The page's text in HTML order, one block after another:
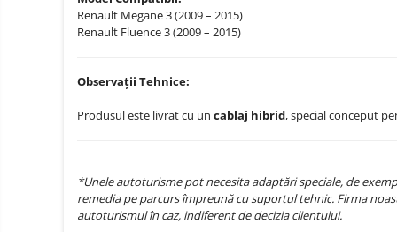
Laptop-uri
Accesorii
Camere auto DVR
Oglinzi auto smart cu camera
Renault Megane 3 (2009 – 2015)
Renault Fluence 3 (2009 – 2015)
Observații Tehnice:
Produsul este livrat cu un cablaj hibrid, special conceput
*Unele autoturisme pot necesita adaptări speciale, de
remedia pe parcurs împreună cu suportul tehnic. Firma
autoturismul în caz, indiferent de decizia clientului.